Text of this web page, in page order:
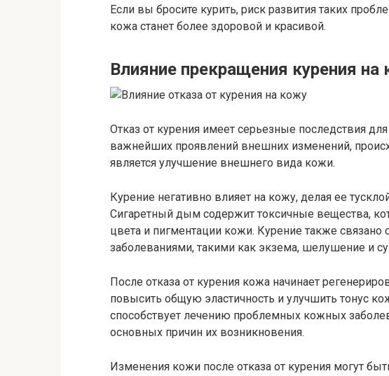
Если вы бросите курить, риск развития таких
кожа станет более здоровой и красивой.
Влияние прекращения курения на
Отказ от курения имеет серьезные последствия
важнейших проявлений внешних изменений,
является улучшение внешнего вида кожи.
Курение негативно влияет на кожу, делая ее
Сигаретный дым содержит токсичные вещества,
цвета и пигментации кожи. Курение также
заболеваниями, такими как экзема, шелушение и
После отказа от курения кожа начинает
повысить общую эластичность и улучшить тонус
способствует лечению проблемных кожных
основных причин их возникновения.
Изменения кожи после отказа от курения могут